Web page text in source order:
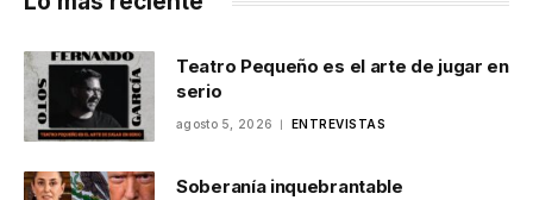
Teatro Pequeño es el arte de jugar en
serio
agosto 5, 2026 ENTREVISTAS
Soberanía inquebrantable